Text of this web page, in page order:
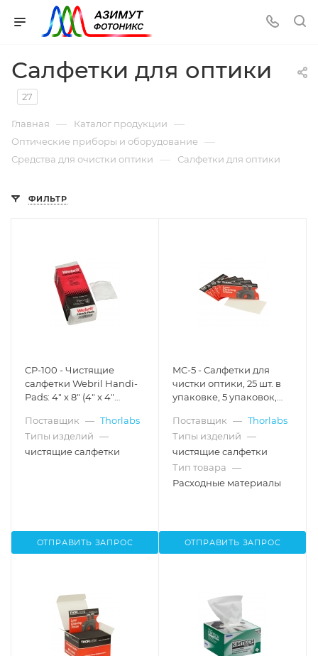
Салфетки для оптики
27
Главная — Каталог продукции —
Оптические приборы и оборудование —
Средства для очистки оптики — Салфетки для оптики
ФИЛЬТР
CP-100 - Чистящие
салфетки Webril Handi-
Pads: 4" x 8" (4" x 4"
100 салфеток в пачке,
Thorlabs
Поставщик — Thorlabs
Типы изделий —
чистящие салфетки
ОТПРАВИТЬ ЗАПРОС
MC-5 - Салфетки для
чистки оптики, 25 шт. в
упаковке, 5 упаковок,
Поставщик — Thorlabs
Типы изделий —
чистящие салфетки
Тип товара —
Расходные материалы
ОТПРАВИТЬ ЗАПРОС